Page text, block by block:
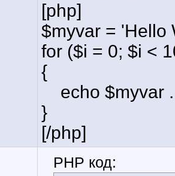
[php]
$myvar = 'Hello
for ($i = 0; $i <
{
echo $myvar
}
[/php]
PHP код: